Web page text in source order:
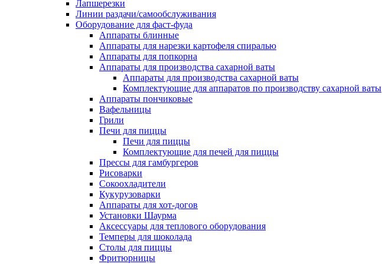
Лапшерезки
Линии раздачи/самообслуживания
Оборудование для фаст-фуда
Аппараты блинные
Аппараты для нарезки картофеля спиралью
Аппараты для попкорна
Аппараты для производства сахарной ваты
Аппараты для производства сахарной ваты
Комплектующие для аппаратов по производству сахарной ваты
Аппараты пончиковые
Вафельницы
Грили
Печи для пиццы
Печи для пиццы
Комплектующие для печей для пиццы
Прессы для гамбургеров
Рисоварки
Сокоохладители
Кукурузоварки
Аппараты для хот-догов
Установки Шаурма
Аксессуары для теплового оборудования
Темперы для шоколада
Столы для пиццы
Фритюрницы